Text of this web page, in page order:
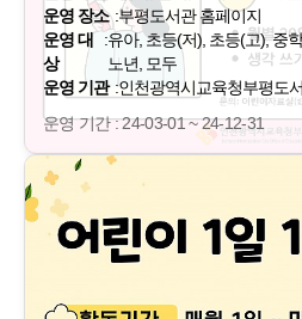
운영 장소 :부평도서관 홈페이지
운영 대
상
:유아, 초등(저), 초등(고), 중
노년, 모두
운영 기관 :인천광역시교육청부평도
운영 기간 : 24-03-01 ~ 24-12-31